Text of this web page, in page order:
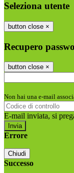
Seleziona utente
button close ×
Recupero
button close ×
Non hai una e-mail
E-mail inviata, si
Errore
Chiudi
Successo